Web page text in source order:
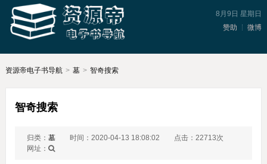
8月9日 星期日
赞助
微博
资源帝电子书导航 > 墓 > 智奇搜索
智奇搜索
归类： 墓 时间：2020-04-13 18:08:02
点击：22713次
网址：